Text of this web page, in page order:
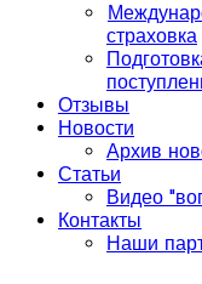
страховка
Отзывы
Новости
Архив
Статьи
Видео
Контакты
Наши